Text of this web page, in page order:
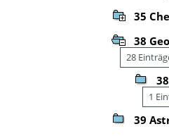
35
38
28
1
39